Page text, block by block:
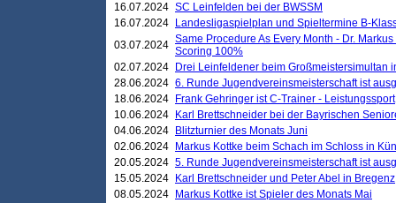
16.07.2024 SC Leinfelden bei der BWSSM
16.07.2024
Landesligaspielplan und Spieltermine B-
03.07.2024 Same Procedure As Every Month - Dr.
Scoring 100%
02.07.2024
Drei Leinfeldener beim Großmeistersimultan
28.06.2024 6. Runde Jugendvereinsmeisterschaft ist
18.06.2024
Frank Gehringer ist C-Trainer - Leistungssport
10.06.2024
Karl Brettschneider bei der Bayrischen
04.06.2024
Blitzturnier des Monats Juni
02.06.2024
Markus Kottke beim Schach im Schloss in
20.05.2024 5. Runde Jugendvereinsmeisterschaft ist
15.05.2024
Karl Brettschneider und Peter Abel in Bregenz
08.05.2024
Markus Kottke ist Spieler des Monats Mai